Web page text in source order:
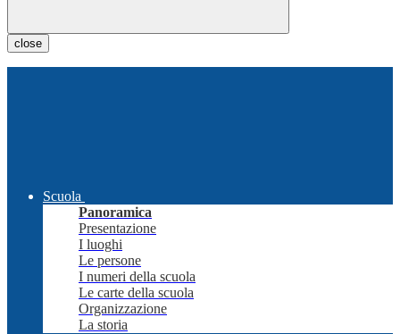
close
Scuola
Panoramica
Presentazione
I luoghi
Le persone
I numeri della scuola
Le carte della scuola
Organizzazione
La storia